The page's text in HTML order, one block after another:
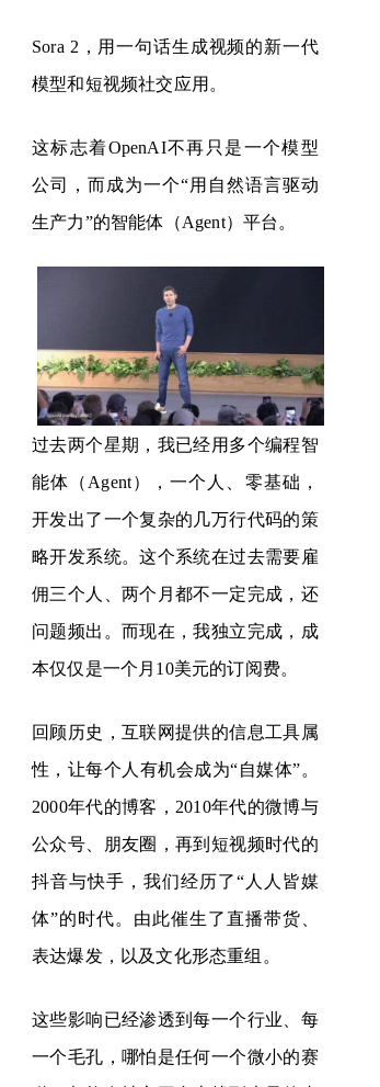
Sora 2， 用一句话生成视频的新一代
模型和短视频社交应用。
这标志着OpenAI不再只是一个模型
公司，而成为一个“用自然语言驱动
生产力”的智能体（Agent）平台。
过去两个星期，我已经用多个编程智
能体（Agent），一个人、零基础，
开发出了一个复杂的几万行代码的策
略开发系统。这个系统在过去需要雇
佣三个人、两个月都不一定完成，还
问题频出。而现在，我独立完成，成
本仅仅是一个月 10美元的订阅费。
回顾历史，互联网提供的信息工具属
性，让每个人有机会成为“自媒体”。
2000年代的博客，2010年代的微博与
公众号、 朋友圈，再到短视频时代的
抖音与快手，我们经历了“人人皆媒
体”的时代。由此催生了直播带货、
表达爆发，以及文化形态重组。
这些影响已经渗透到每一个行业、每
一个毛孔， 哪怕是任何一个微小的赛